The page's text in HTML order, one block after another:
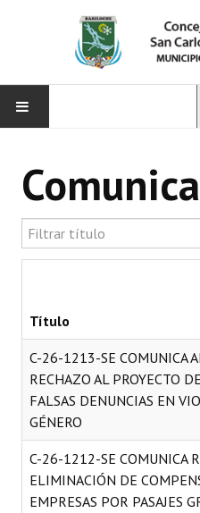
CONCEJO
Bloques Políticos
Concejales Mandato Cumplido
Programas
LEGISLACIÓN
Constitución Nacional
Filtrar título
Título
C-26-1213-SE COMUNICA
RECHAZO AL PROYECTO
FALSAS DENUNCIAS EN
GÉNERO
C-26-1212-SE COMUNICA
ELIMINACIÓN DE
EMPRESAS POR PASAJES